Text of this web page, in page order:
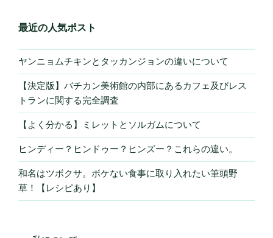
最近の人気ポスト
ヤンニョムチキンとタッカンジョンの違いについて
【決定版】バチカン美術館の内部にあるカフェ及びレス
トランに関する完全調査
【よく分かる】ミレットとソルガムについて
ヒンディー？ヒンドゥー？ヒンズー？これらの違い。
和名はツボクサ。ボケない食事に取り入れたい筆頭野
草！【レシピあり】